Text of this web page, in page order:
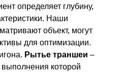
определяет глубину,
Наши
объект, могут
для оптимизации.
Рытье траншеи –
которой